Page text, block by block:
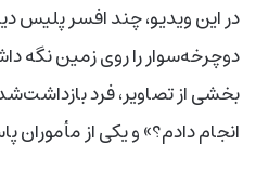
در این ویدیو، چند افسر پلیس
دوچرخه‌سوار را روی زمین نگه
بخشی از تصاویر، فرد
انجام دادم؟» و یکی از